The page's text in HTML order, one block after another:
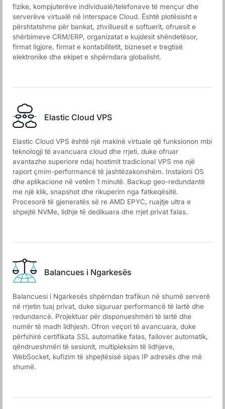
fizike, kompjuterëve individualë/telefonave të mençur dhe
serverëve virtualë në Interspace Cloud. Është plotësisht e
përshtatshme për bankat, zhvilluesit e softuerit, ofruesit e
shërbimeve CRM/ERP, organizatat e kujdesit shëndetësor,
firmat ligjore, firmat e kontabilitetit, bizneset e tregtisë
elektronike dhe ekipet e shpërndara globalisht.
Elastic Cloud VPS
Elastic Cloud VPS është një makinë virtuale që funksionon mbi
teknologji të avancuara cloud dhe rrjeti, duke ofruar
avantazhe superiore ndaj hostimit tradicional VPS me një
raport çmim-performancë të jashtëzakonshëm. Instaloni OS
dhe aplikacione në vetëm 1 minutë. Backup geo-redundantë
me një klik, snapshot dhe rikuperim nga fatkeqësitë.
Procesorë të gjeneratës së re AMD EPYC, ruajtje ultra e
shpejtë NVMe, lidhje të dedikuara dhe rrjet privat falas.
Balancues i Ngarkesës
Balancuesi i Ngarkesës shpërndan trafikun në shumë serverë
në rrjetin tuaj privat, duke siguruar performancë të lartë dhe
redundancë. Projektuar për disponueshmëri të lartë dhe
numër të madh lidhjesh. Ofron veçori të avancuara, duke
përfshirë certifikata SSL automatike falas, failover automatik,
qëndrueshmëri të sesionit, multipleksim të lidhjeve,
WebSocket, kufizim të shpejtësisë sipas IP adresës dhe më
shumë.